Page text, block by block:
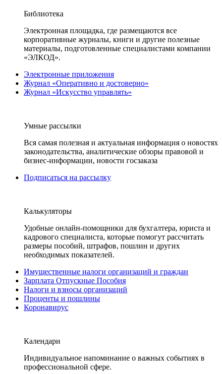
Библиотека
Электронная площадка, где размещаются все
корпоративные журналы, книги и другие полезные
материалы, подготовленные специалистами компании
«ЭЛКОД».
Электронные приложения
Журнал «Оперативно и достоверно»
Журнал «Искусство управлять»
Умные рассылки
Вся самая полезная и актуальная информация о новостях
законодательства, аналитические обзоры правовой и
бизнес-информации, новости госзаказа
Подписаться на рассылку
Калькуляторы
Удобные онлайн-помощники для бухгалтера, юриста и
кадрового специалиста, которые помогут рассчитать
размеры пособий, штрафов, пошлин и других
необходимых показателей.
Имущественные налоги организаций и граждан
Зарплата Отпускные Пособия
Налоги и взносы организаций
Проценты и пошлины
Коронавирус
Календари
Индивидуальное напоминание о важных событиях в
профессиональной сфере.